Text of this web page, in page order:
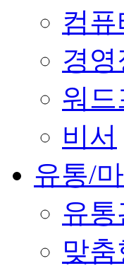
컴
경
워드
비서
유통/
유
맞